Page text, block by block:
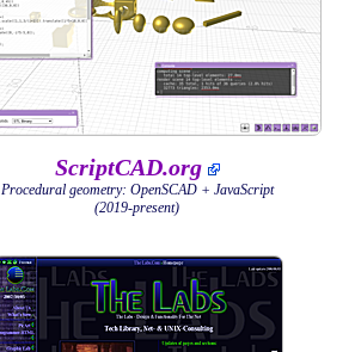
ScriptCAD.org
Procedural geometry: OpenSCAD + JavaScript
(2019-present)